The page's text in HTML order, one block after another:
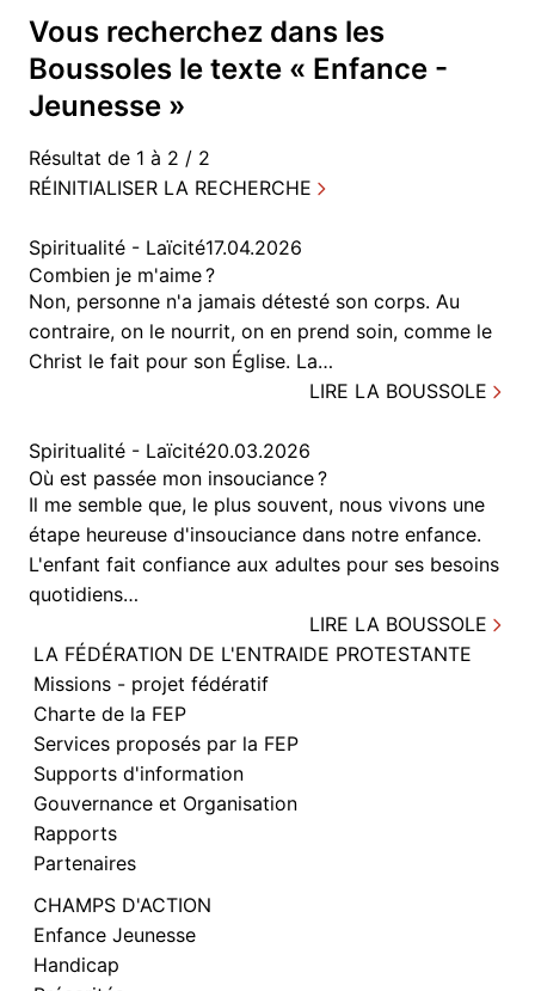
Vous recherchez dans les
Boussoles le texte « Enfance -
Jeunesse »
Résultat de 1 à 2 / 2
RÉINITIALISER LA RECHERCHE
Spiritualité - Laïcité17.04.2026
Combien je m'aime ?
Non, personne n'a jamais détesté son corps. Au
contraire, on le nourrit, on en prend soin, comme le
Christ le fait pour son Église. La…
LIRE LA BOUSSOLE
Spiritualité - Laïcité20.03.2026
Où est passée mon insouciance ?
Il me semble que, le plus souvent, nous vivons une
étape heureuse d'insouciance dans notre enfance.
L'enfant fait confiance aux adultes pour ses besoins
quotidiens…
LIRE LA BOUSSOLE
LA FÉDÉRATION DE L'ENTRAIDE PROTESTANTE
Missions - projet fédératif
Charte de la FEP
Services proposés par la FEP
Supports d'information
Gouvernance et Organisation
Rapports
Partenaires
CHAMPS D'ACTION
Enfance Jeunesse
Handicap